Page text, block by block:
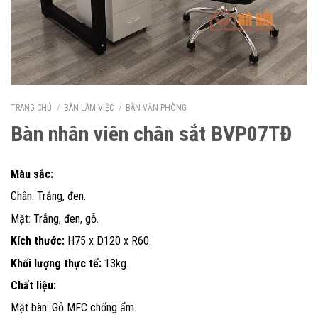
TRANG CHỦ / BÀN LÀM VIỆC / BÀN VĂN PHÒNG
Bàn nhân viên chân sắt BVP07TĐ
Màu sắc:
Chân: Trắng, đen.
Mặt: Trắng, đen, gỗ.
Kích thước: H75 x D120 x R60.
Khối lượng thực tế: 13kg.
Chất liệu:
Mặt bàn: Gỗ MFC chống ẩm.